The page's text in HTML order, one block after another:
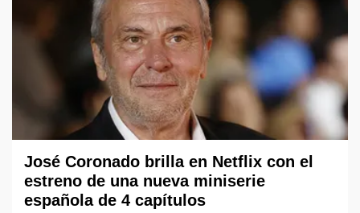
José Coronado brilla en Netflix con el
estreno de una nueva miniserie
española de 4 capítulos